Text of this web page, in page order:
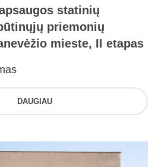
statinių
priemonių
mieste, II etapas
DAUGIAU